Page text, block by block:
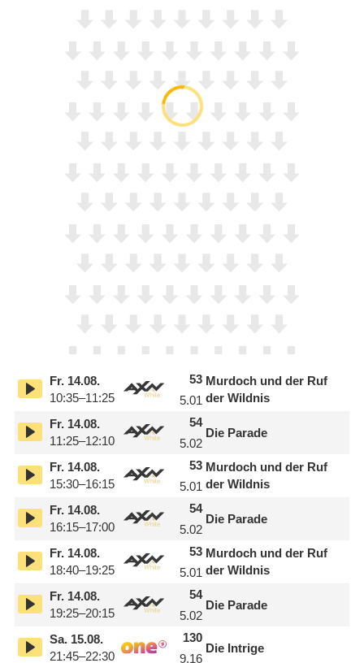
Fr.14.08.
10:35–11:25
53
5.01
Murdoch und der Ruf
der Wildnis
Fr.14.08.
11:25–12:10
54
5.02
Die Parade
Fr.14.08.
15:30–16:15
53
5.01
Murdoch und der Ruf
der Wildnis
Fr.14.08.
16:15–17:00
54
5.02
Die Parade
Fr.14.08.
18:40–19:25
53
5.01
Murdoch und der Ruf
der Wildnis
Fr.14.08.
19:25–20:15
54
5.02
Die Parade
Sa.15.08.
21:45–22:30
130
9.16
Die Intrige